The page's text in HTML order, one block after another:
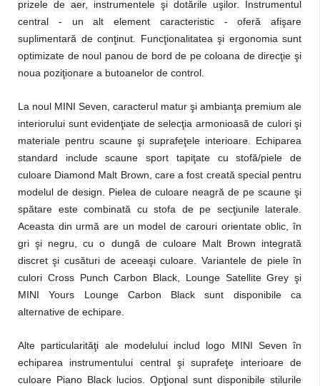
prizele de aer, instrumentele şi dotările uşilor. Instrumentul
central - un alt element caracteristic - oferă afişare
suplimentară de conţinut. Funcţionalitatea şi ergonomia sunt
optimizate de noul panou de bord de pe coloana de direcţie şi
noua poziţionare a butoanelor de control.
La noul MINI Seven, caracterul matur şi ambianţa premium ale
interiorului sunt evidenţiate de selecţia armonioasă de culori şi
materiale pentru scaune şi suprafeţele interioare. Echiparea
standard include scaune sport tapiţate cu stofă/piele de
culoare Diamond Malt Brown, care a fost creată special pentru
modelul de design. Pielea de culoare neagră de pe scaune şi
spătare este combinată cu stofa de pe secţiunile laterale.
Aceasta din urmă are un model de carouri orientate oblic, în
gri şi negru, cu o dungă de culoare Malt Brown integrată
discret şi cusături de aceeaşi culoare. Variantele de piele în
culori Cross Punch Carbon Black, Lounge Satellite Grey şi
MINI Yours Lounge Carbon Black sunt disponibile ca
alternative de echipare.
Alte particularităţi ale modelului includ logo MINI Seven în
echiparea instrumentului central şi suprafeţe interioare de
culoare Piano Black lucios. Opţional sunt disponibile stilurile